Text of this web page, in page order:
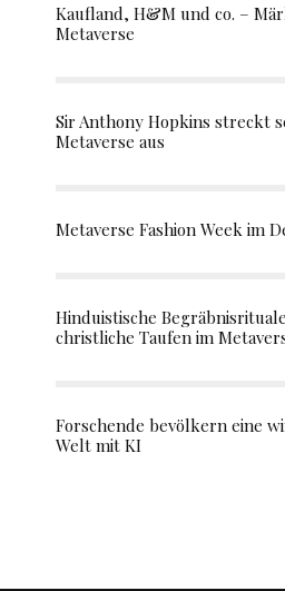
Kaufland, H&M und co. –
Metaverse
Sir Anthony Hopkins streckt
Metaverse aus
Metaverse Fashion Week im
Hinduistische
christliche Taufen im
Forschende bevölkern eine
Welt mit KI